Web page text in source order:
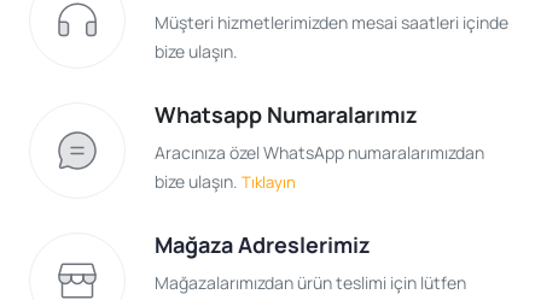
Müşteri hizmetlerimizden mesai saatleri içinde
bize ulaşın.
Whatsapp Numaralarımız
Aracınıza özel WhatsApp numaralarımızdan
bize ulaşın. Tıklayın
Mağaza Adreslerimiz
Mağazalarımızdan ürün teslimi için lütfen